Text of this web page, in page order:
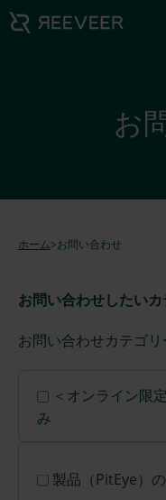
お
ホーム>お問い合わせ
お問い合わせしたい
お問い合わせカテゴリ
＜オンライン限
み
製品（PitEye）